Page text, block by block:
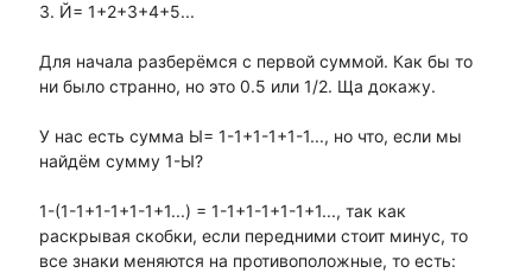
3. Й= 1+2+3+4+5...
Для начала разберёмся с первой суммой. Как бы то
ни было странно, но это 0.5 или 1/2. Ща докажу.
У нас есть сумма Ы= 1-1+1-1+1-1..., но что, если мы
найдём сумму 1-Ы?
1-(1-1+1-1+1-1+1...) = 1-1+1-1+1-1+1..., так как
раскрывая скобки, если передними стоит минус, то
все знаки меняются на противоположные, то есть: